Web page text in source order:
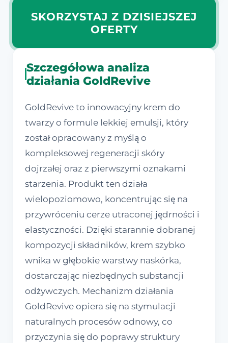
SKORZYSTAJ Z DZISIEJSZEJ
OFERTY
Szczegółowa analiza
działania GoldRevive
GoldRevive to innowacyjny krem do
twarzy o formule lekkiej emulsji, który
został opracowany z myślą o
kompleksowej regeneracji skóry
dojrzałej oraz z pierwszymi oznakami
starzenia. Produkt ten działa
wielopoziomowo, koncentrując się na
przywróceniu cerze utraconej jędrności i
elastyczności. Dzięki starannie dobranej
kompozycji składników, krem szybko
wnika w głębokie warstwy naskórka,
dostarczając niezbędnych substancji
odżywczych. Mechanizm działania
GoldRevive opiera się na stymulacji
naturalnych procesów odnowy, co
przyczynia się do poprawy struktury